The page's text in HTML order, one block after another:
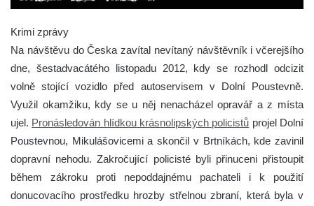
Krimi zprávy
Na návštěvu do Česka zavítal nevítaný návštěvník i včerejšího
dne, šestadvacátého listopadu 2012, kdy se rozhodl odcizit
volně stojící vozidlo před autoservisem v Dolní Poustevně.
Využil okamžiku, kdy se u něj nenacházel opravář a z místa
ujel. Pronásledován hlídkou krásnolipských policistů projel Dolní
Poustevnou, Mikulášovicemi a skončil v Brtníkách, kde zavinil
dopravní nehodu. Zakročující policisté byli přinuceni přistoupit
během zákroku proti nepoddajnému pachateli i k použití
donucovacího prostředku hrozby střelnou zbraní, která byla v